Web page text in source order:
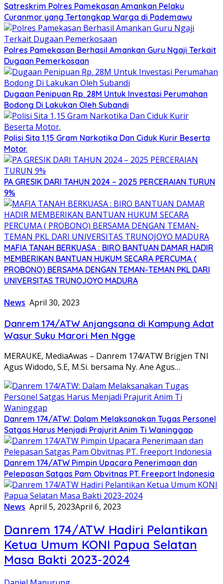
Satreskrim Polres Pamekasan Amankan Pelaku
Curanmor yang Tertangkap Warga di Pademawu
Polres Pamekasan Berhasil Amankan Guru Ngaji Terkait
Dugaan Pemerkosaan
Dugaan Penipuan Rp. 28M Untuk Investasi Perumahan
Bodong Di Lakukan Oleh Subandi
Polisi Sita 1,15 Gram Narkotika Dan Ciduk Kurir Beserta
Motor.
PA GRESIK DARI TAHUN 2024 – 2025 PERCERAIAN TURUN
9%
MAFIA TANAH BERKUASA : BIRO BANTUAN DAMAR HADIR
MEMBERIKAN BANTUAN HUKUM SECARA PERCUMA (
PROBONO) BERSAMA DENGAN TEMAN-TEMAN PKL DARI
UNIVERSITAS TRUNOJOYO MADURA
News April 30, 2023
Danrem 174/ATW Anjangsana di Kampung Adat
Wasur Suku Marori Men Ngge
MERAUKE, MediaAwas – Danrem 174/ATW Brigjen TNI
Agus Widodo, S.E, M.Si. bersama Ny. Ane Agus…
Danrem 174/ATW: Dalam Melaksanakan Tugas Personel
Satgas Harus Menjadi Prajurit Anim Ti Waninggap
Danrem 174/ATW Pimpin Upacara Penerimaan dan
Pelepasan Satgas Pam Obvitnas PT. Freeport Indonesia
News April 5, 2023April 6, 2023
Danrem 174/ATW Hadiri Pelantikan
Ketua Umum KONI Papua Selatan
Masa Bakti 2023-2024